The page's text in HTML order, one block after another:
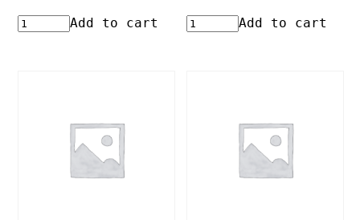
Add to cart Add to cart